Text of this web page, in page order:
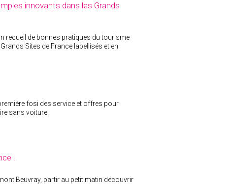
innovants dans les Grands
recueil de bonnes pratiques du tourisme
Sites de France labellisés et en
fosi des service et offres pour
sans voiture.
!
Beuvray, partir au petit matin découvrir